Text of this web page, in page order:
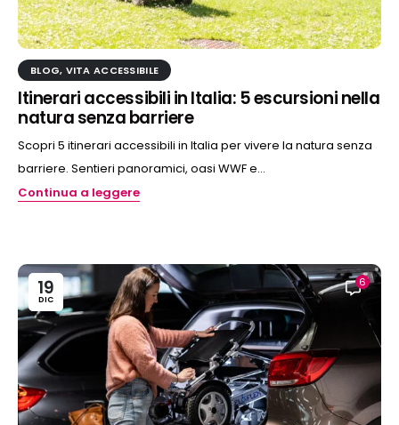
BLOG, VITA ACCESSIBILE
Itinerari accessibili in Italia: 5 escursioni nella
natura senza barriere
Scopri 5 itinerari accessibili in Italia per vivere la natura senza
barriere. Sentieri panoramici, oasi WWF e...
Continua a leggere
19
DIC
6